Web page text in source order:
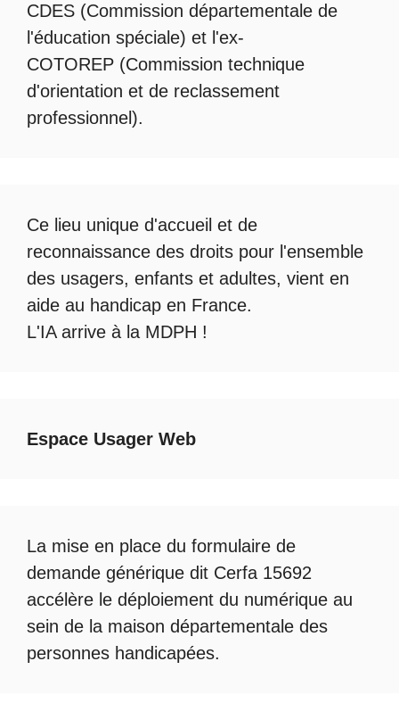
CDES (Commission départementale de
l'éducation spéciale) et l'ex-
COTOREP (Commission technique
d'orientation et de reclassement
professionnel).
Ce lieu unique d'accueil et de
reconnaissance des droits pour l'ensemble
des usagers, enfants et adultes, vient en
aide au handicap en France.
L'IA arrive à la MDPH !
Espace Usager Web
La mise en place du formulaire de
demande générique dit Cerfa 15692
accélère le déploiement du numérique au
sein de la maison départementale des
personnes handicapées.